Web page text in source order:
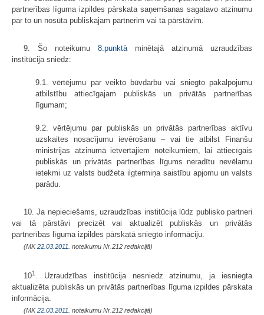
partnerības līguma izpildes pārskata saņemšanas sagatavo atzinumu
par to un nosūta publiskajam partnerim vai tā pārstāvim.
9. Šo noteikumu 8.punktā minētajā atzinumā uzraudzības
institūcija sniedz:
9.1. vērtējumu par veikto būvdarbu vai sniegto pakalpojumu
atbilstību attiecīgajam publiskās un privātās partnerības
līgumam;
9.2. vērtējumu par publiskās un privātās partnerības aktīvu
uzskaites nosacījumu ievērošanu – vai tie atbilst Finanšu
ministrijas atzinumā ietvertajiem noteikumiem, lai attiecīgais
publiskās un privātās partnerības līgums neradītu nevēlamu
ietekmi uz valsts budžeta ilgtermiņa saistību apjomu un valsts
parādu.
10. Ja nepieciešams, uzraudzības institūcija lūdz publisko partneri
vai tā pārstāvi precizēt vai aktualizēt publiskās un privātās
partnerības līguma izpildes pārskatā sniegto informāciju.
(MK22.03.2011. noteikumu Nr.212 redakcijā)
101
. Uzraudzības institūcija nesniedz atzinumu, ja iesniegta
aktualizēta publiskās un privātās partnerības līguma izpildes pārskata
informācija.
(MK22.03.2011. noteikumu Nr.212 redakcijā)